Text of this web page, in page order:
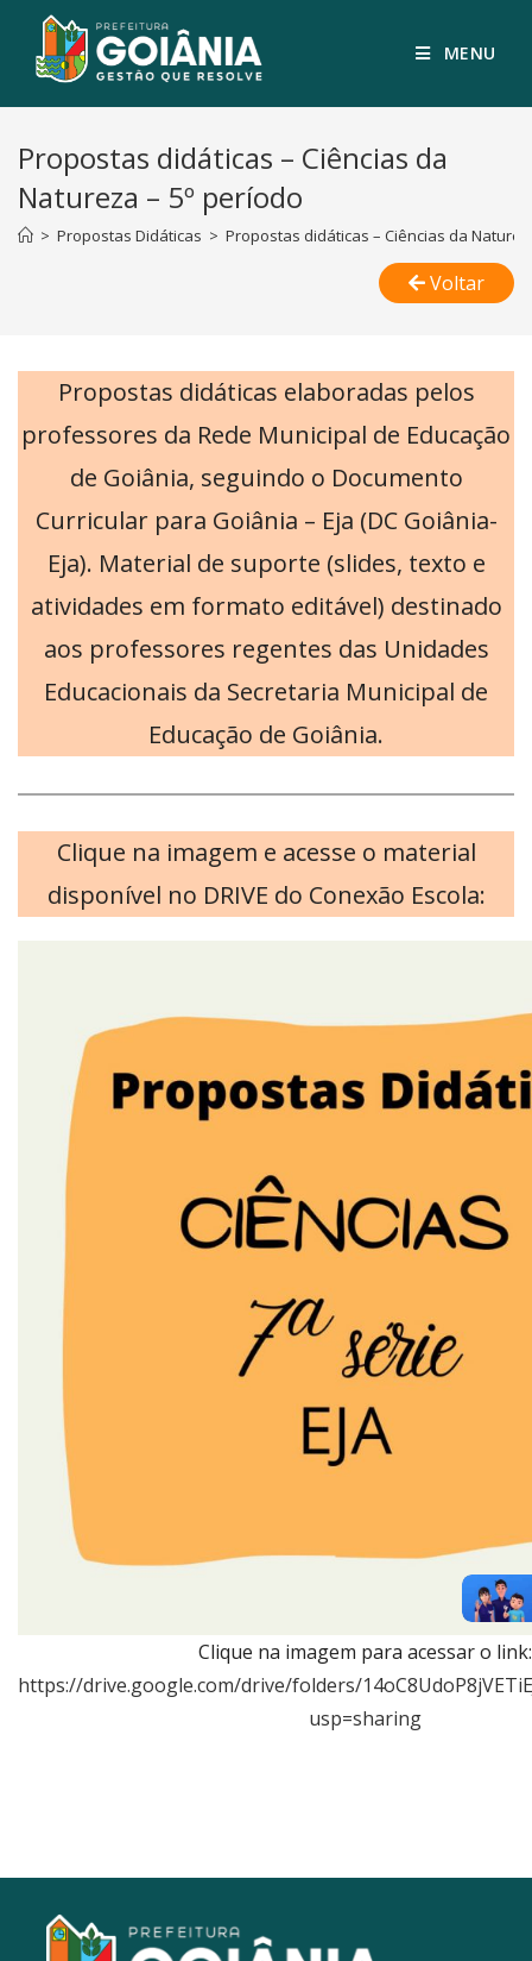
MENU
Propostas didáticas – Ciências da
Natureza – 5º período
> Propostas Didáticas > Propostas didáticas – Ciências da
Voltar
Propostas didáticas elaboradas pelos
professores da Rede Municipal de Educação
de Goiânia, seguindo o Documento
Curricular para Goiânia – Eja (DC Goiânia-
Eja). Material de suporte (slides, texto e
atividades em formato editável) destinado
aos professores regentes das Unidades
Educacionais da Secretaria Municipal de
Educação de Goiânia.
Clique na imagem e acesse o material
disponível no DRIVE do Conexão Escola:
Clique na imagem para acessar o link:
https://drive.google.com/drive/folders/
usp=sharing